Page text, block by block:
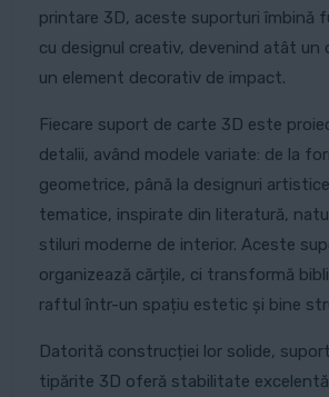
printare 3D, aceste suporturi îmbină
cu designul creativ, devenind atât un
un element decorativ de impact.
Fiecare suport de carte 3D este
detalii, având modele variate: de la
geometrice, până la designuri
tematice, inspirate din literatură,
stiluri moderne de interior. Aceste
organizează cărțile, ci transformă
raftul într-un spațiu estetic și bine
Datorită construcției lor solide,
tipărite 3D oferă stabilitate